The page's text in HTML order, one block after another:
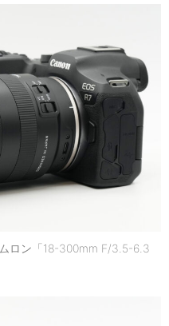
ロン「18-300mm F/3.5-6.3